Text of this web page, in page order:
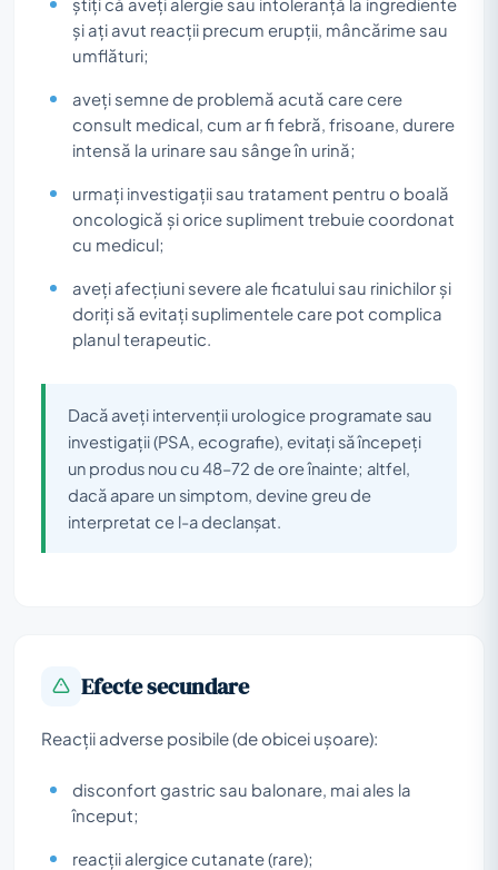
și ați avut reacții precum erupții, mâncărime sau
umflături;
aveți semne de problemă acută care cere
consult medical, cum ar fi febră, frisoane, durere
intensă la urinare sau sânge în urină;
urmați investigații sau tratament pentru o boală
oncologică și orice supliment trebuie coordonat
cu medicul;
aveți afecțiuni severe ale ficatului sau rinichilor și
doriți să evitați suplimentele care pot complica
planul terapeutic.
Dacă aveți intervenții urologice programate sau
investigații (PSA, ecografie), evitați să începeți
un produs nou cu 48–72 de ore înainte; altfel,
dacă apare un simptom, devine greu de
interpretat ce l-a declanșat.
Efecte secundare
Reacții adverse posibile (de obicei ușoare):
disconfort gastric sau balonare, mai ales la
început;
reacții alergice cutanate (rare);